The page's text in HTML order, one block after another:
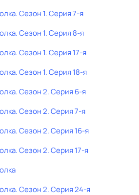
. Сезон 1. Серия 7-я
. Сезон 1. Серия 8-я
. Сезон 1. Серия 17-я
. Сезон 1. Серия 18-я
. Сезон 2. Серия 6-я
. Сезон 2. Серия 7-я
. Сезон 2. Серия 16-я
. Сезон 2. Серия 17-я
. Сезон 2. Серия 24-я